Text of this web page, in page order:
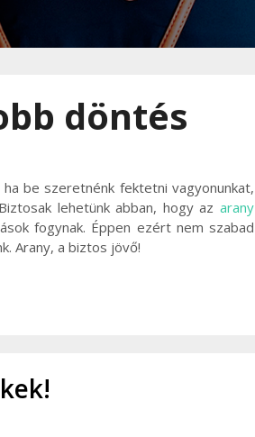
döntés
be szeretnénk fektetni vagyonunkat,
lehetünk abban, hogy az arany
fogynak. Éppen ezért nem szabad
Arany, a biztos jövő!